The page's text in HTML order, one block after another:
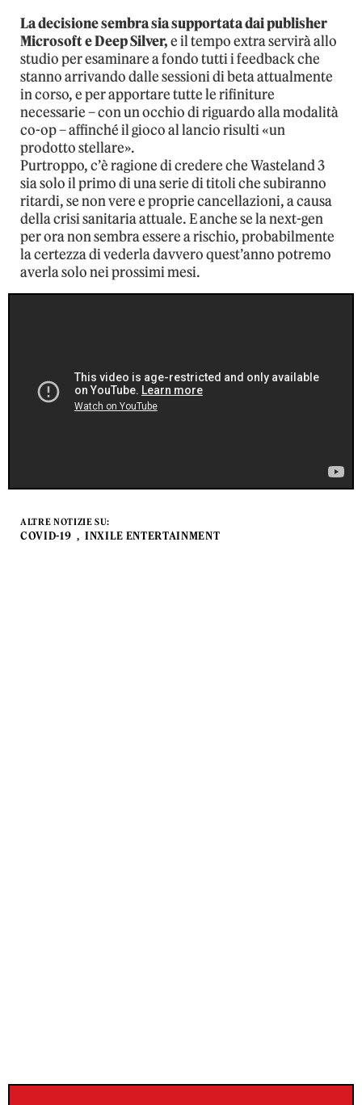
La decisione sembra sia supportata dai publisher
Microsoft e Deep Silver,e il tempo extra servirà allo
studio per esaminare a fondo tutti i feedback che
stanno arrivando dalle sessioni di beta attualmente
in corso, e per apportare tutte le rifiniture
necessarie – con un occhio di riguardo alla modalità
co-op – affinché il gioco al lancio risulti «un
prodotto stellare».
Purtroppo, c’è ragione di credere che Wasteland 3
sia solo il primo di una serie di titoli che subiranno
ritardi, se non vere e proprie cancellazioni, a causa
della crisi sanitaria attuale. E anche se la next-gen
per ora non sembra essere a rischio, probabilmente
la certezza di vederla davvero quest’anno potremo
averla solo nei prossimi mesi.
ALTRE NOTIZIE SU:
COVID-19 INXILE ENTERTAINMENT